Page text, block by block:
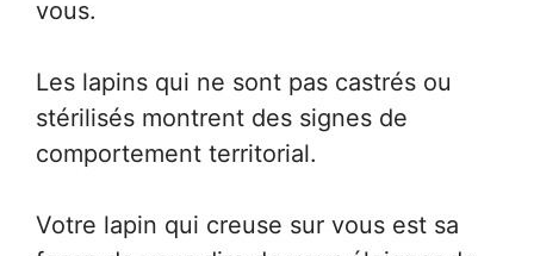
vous.
Les lapins qui ne sont pas castrés ou
stérilisés montrent des signes de
comportement territorial.
Votre lapin qui creuse sur vous est sa